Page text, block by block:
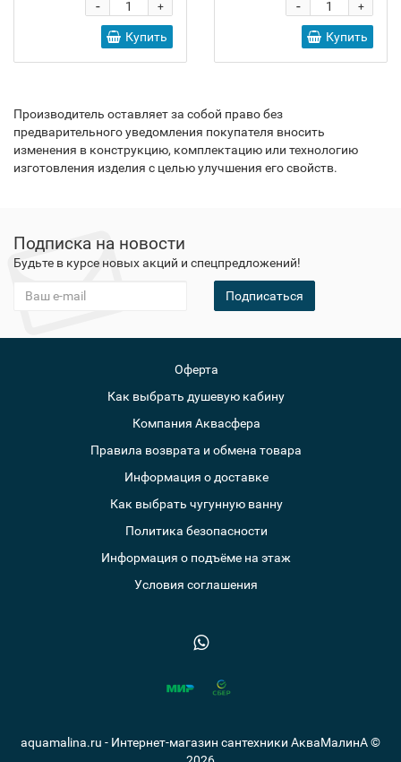
+
-
Купить
+
-
Купить
Производитель оставляет за собой право без
предварительного уведомления покупателя вносить
изменения в конструкцию, комплектацию или технологию
изготовления изделия с целью улучшения его свойств.
Подписка на новости
Будьте в курсе новых акций и спецпредложений!
Подписаться
Оферта
Как выбрать душевую кабину
Компания Аквасфера
Правила возврата и обмена товара
Информация о доставке
Как выбрать чугунную ванну
Политика безопасности
Информация о подъёме на этаж
Условия соглашения
aquamalina.ru - Интернет-магазин сантехники АкваМалинА ©